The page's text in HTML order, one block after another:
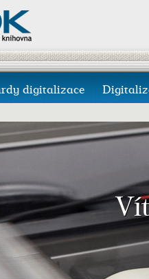
digitalizace